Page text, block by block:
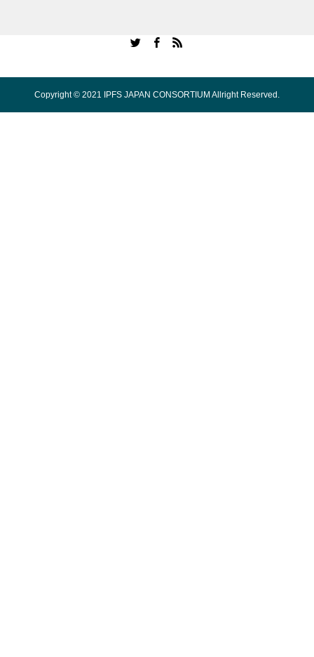
Copyright © 2021 IPFS JAPAN CONSORTIUM Allright Reserved.